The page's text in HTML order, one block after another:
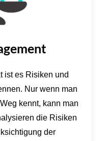
ist es Risiken und
Nur wenn man
kennt, kann man
die Risiken
der